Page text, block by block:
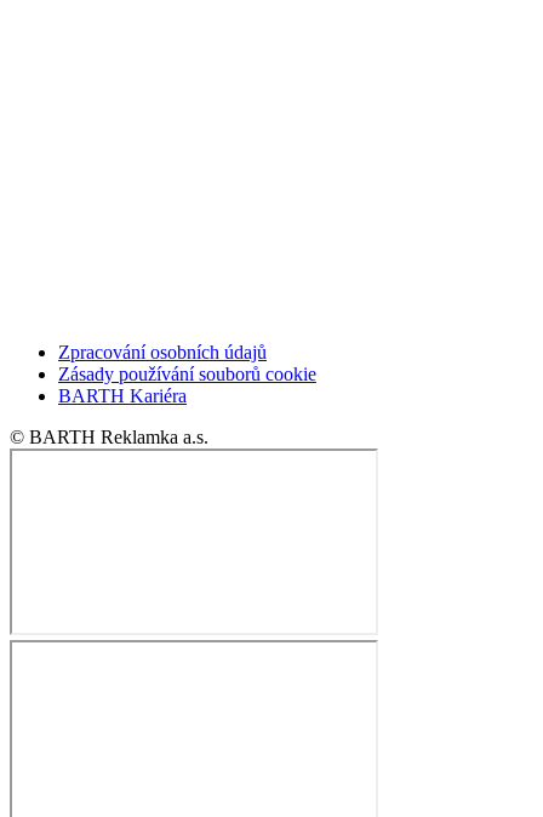
Zpracování osobních údajů
Zásady používání souborů cookie
BARTH Kariéra
© BARTH Reklamka a.s.